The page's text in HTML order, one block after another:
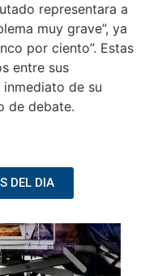
representara a
muy grave”, ya
por ciento”. Estas
entre sus
de su
de debate.
DEL DIA